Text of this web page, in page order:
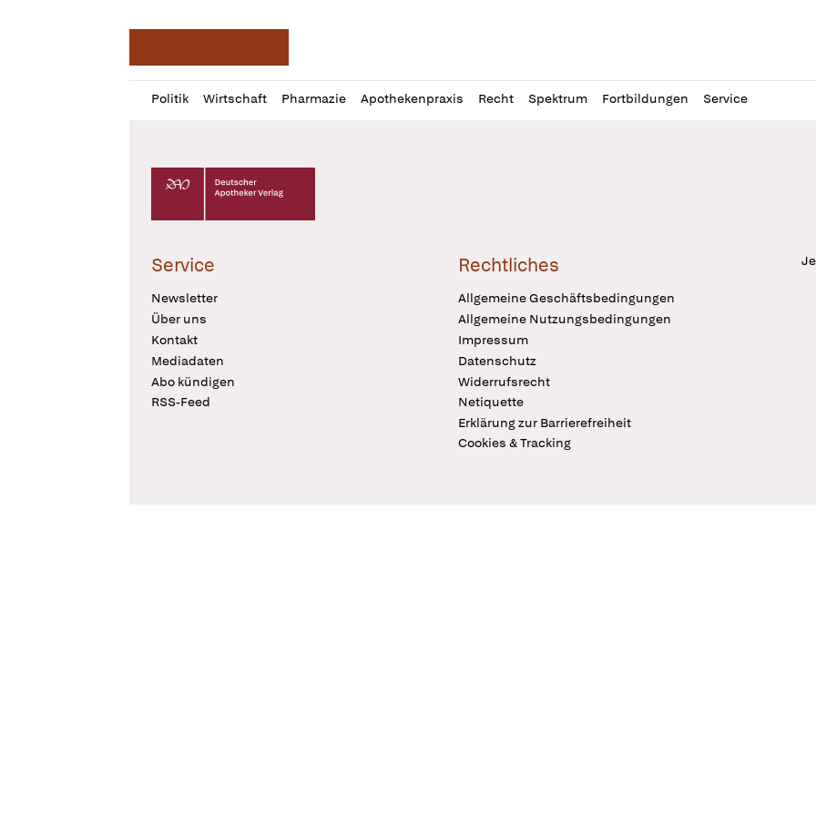
Politik Wirtschaft Pharmazie Apothekenpraxis Recht Spektrum Fortbildungen Service
Profil
öffnen
Daz
Pur
Deutscher Apotheker Verlag Logo
Service
Newsletter
Über uns
Kontakt
Mediadaten
Abo kündigen
RSS-Feed
Rechtliches
Allgemeine Geschäftsbedingungen
Allgemeine Nutzungsbedingungen
Impressum
Datenschutz
Widerrufsrecht
Netiquette
Erklärung zur Barrierefreiheit
Cookies & Tracking